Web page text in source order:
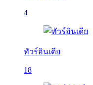
4
ทัวร์อินเดีย
18